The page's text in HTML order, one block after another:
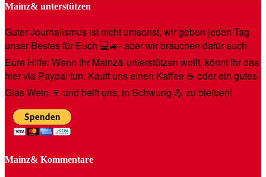
Mainz& unterstützen
Guter Journalismus ist nicht umsonst, wir geben jeden Tag
unser Bestes für Euch 💻🚙- aber wir brauchen dafür auch
Eure Hilfe: Wenn Ihr Mainz& unterstützen wollt, könnt Ihr das
hier via Paypal tun. Kauft uns einen Kaffee ☕️ oder ein gutes
Glas Wein 🍷 und helft uns, in Schwung 💪 zu bleiben!
Mainz& Kommentare